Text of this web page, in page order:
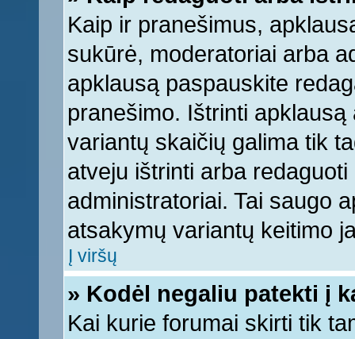
Kaip ir pranešimus,
sukūrė, moderatoriai arba
apklausą paspauskite
pranešimo. Ištrinti
variantų skaičių galima tik
atveju ištrinti arba
administratoriai. Tai saugo
atsakymų variantų keitimo
Į viršų
» Kodėl negaliu patekti į
Kai kurie forumai skirti tik